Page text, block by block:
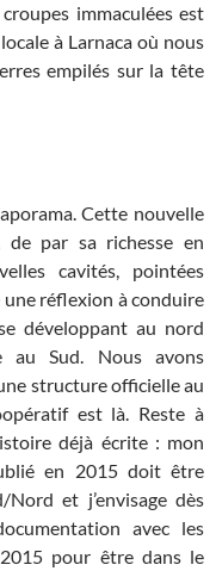
immaculées est
à Larnaca où nous
empilés sur la tête
Cette nouvelle
de par sa richesse en
cavités, pointées
réflexion à conduire
développant au nord
au Sud. Nous avons
structure officielle au
est là. Reste à
déjà écrite : mon
en 2015 doit être
Nord et j’envisage dès
avec les
pour être dans le